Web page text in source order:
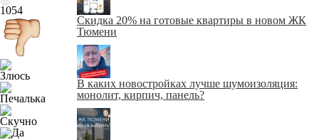
1054
Скидка 20% на готовые квартиры в новом ЖК
Тюмени
В каких новостройках лучше шумоизоляция:
монолит, кирпич, панель?